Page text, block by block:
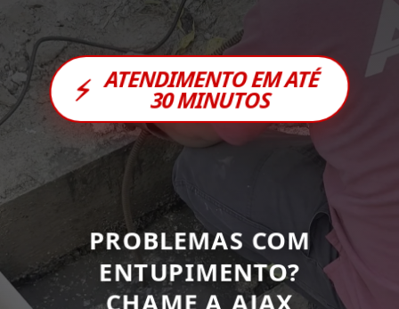
⚡ ATENDIMENTO EM ATÉ
30 MINUTOS
PROBLEMAS COM
ENTUPIMENTO?
CHAME A AJAX